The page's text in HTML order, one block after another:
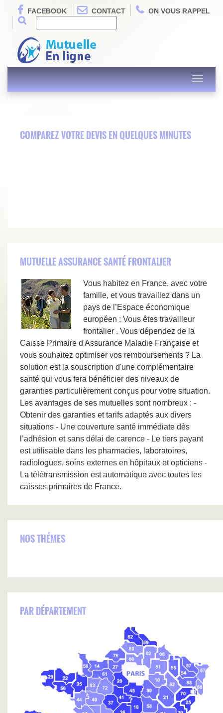
FACEBOOK CONTACT ON VOUS RAPPEL
Toggle
COMPAREZ VOTRE DEVIS EN QUELQUES MINUTES
MUTUELLE ASSURANCE SANTÉ FRONTALIER
Vous habitez en France, avec votre
famille, et vous travaillez dans un
pays de l’Espace économique
européen : Vous êtes travailleur
frontalier . Vous dépendez de la
Caisse Primaire d'Assurance Maladie Française et
vous souhaitez optimiser vos remboursements ? La
solution est la souscription d'une complémentaire
santé qui vous fera bénéficier des niveaux de
garanties particulièrement conçus pour votre situation.
Les avantages de ses mutuelles sont nombreux : -
Obtenir des garanties et tarifs adaptés aux divers
situations - Une couverture santé immédiate dès
l’adhésion et sans délai de carence - Le tiers payant
est utilisable dans les pharmacies, laboratoires,
radiologues, soins externes en hôpitaux et opticiens -
La télétransmission est automatique avec toutes les
caisses primaires de France.
NOS THÉMES
PAR DÉPARTEMENT